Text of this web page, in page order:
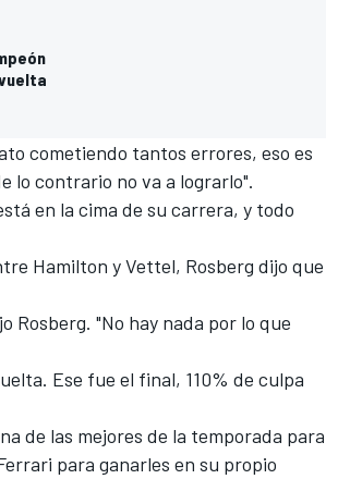
cometiendo tantos errores, eso es
lo contrario no va a lograrlo".
en la cima de su carrera, y todo
Hamilton y Vettel, Rosberg dijo que
Rosberg. "No hay nada por lo que
Ese fue el final, 110% de culpa
de las mejores de la temporada para
para ganarles en su propio